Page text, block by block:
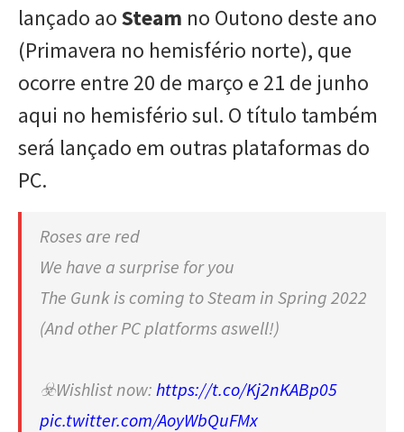
lançado aoSteam no Outono deste ano
(Primavera no hemisfério norte), que
ocorre entre 20 de março e 21 de junho
aqui no hemisfério sul. O título também
será lançado em outras plataformas do
PC.
Roses are red
We have a surprise for you
The Gunk is coming to Steam in Spring 2022
(And other PC platforms aswell!)
☣️Wishlist now: https://t.co/Kj2nKABp05
pic.twitter.com/AoyWbQuFMx